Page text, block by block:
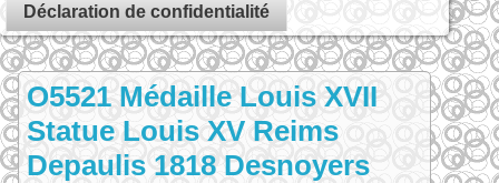
Déclaration de confidentialité
O5521 Médaille Louis XVII
Statue Louis XV Reims
Depaulis 1818 Desnoyers